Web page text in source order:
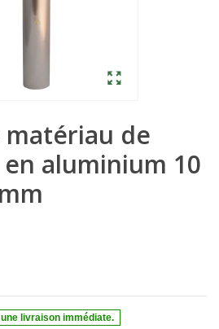
matériau de
aluminium 10
livraison immédiate.